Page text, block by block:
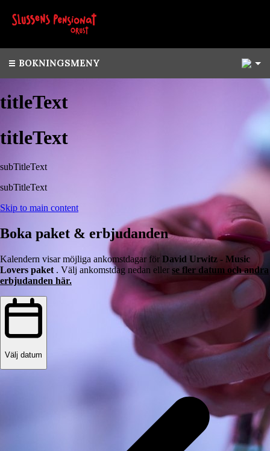
BOKNINGSMENY
titleText
titleText
subTitleText
subTitleText
Skip to main content
Boka paket & erbjudanden
Kalendern visar möjliga ankomstdagar för David Urwitz - Music
Lovers paket . Välj ankomstdag nedan eller se fler datum och andra
erbjudanden här.
Välj datum